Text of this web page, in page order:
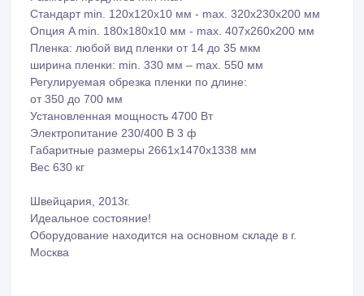
Стандарт min. 120x120x10 мм - max. 320x230x200 мм
Опция A min. 180x180x10 мм - max. 407x260x200 мм
Пленка: любой вид пленки от 14 до 35 мкм
ширина пленки: min. 330 мм – max. 550 мм
Регулируемая обрезка пленки по длине:
от 350 до 700 мм
Установленная мощность 4700 Вт
Электропитание 230/400 В 3 ф
Габаритные размеры 2661x1470x1338 мм
Вес 630 кг
Швейцария, 2013г.
Идеальное состояние!
Оборудование находится на основном складе в г.
Москва